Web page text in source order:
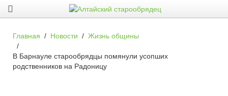
Главная Новости Жизнь общины
В Барнауле старообрядцы помянули усопших
родственников на Радоницу